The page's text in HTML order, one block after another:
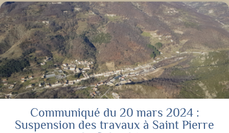
Communiqué du 20 mars 2024 :
Suspension des travaux à Saint Pierre